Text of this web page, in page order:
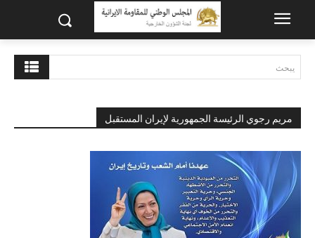
يبحث
مريم رجوي الرئيسة الجمهورية لإيران المستقبل